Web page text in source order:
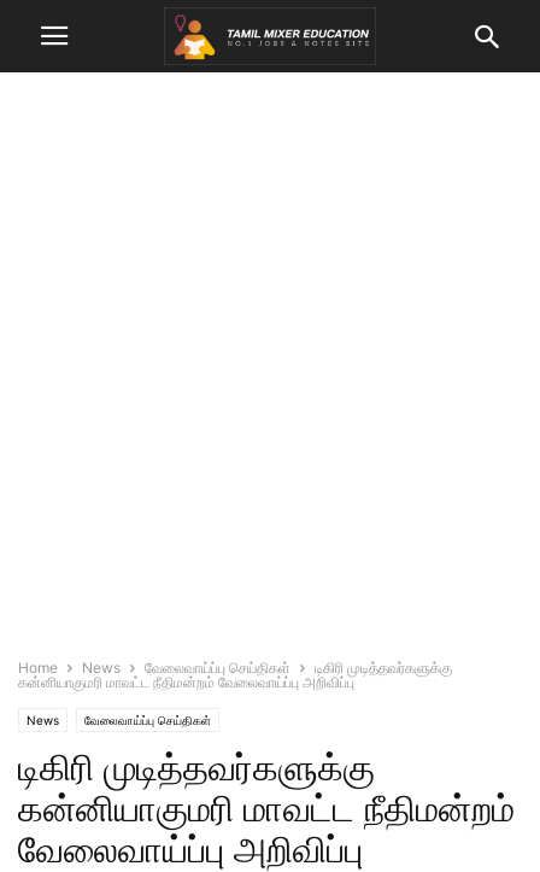
Home News வேலைவாய்ப்பு செய்திகள்
டிகிரி முடித்தவர்களுக்கு
கன்னியாகுமரி மாவட்ட நீதிமன்றம் வேலைவாய்ப்பு அறிவிப்பு
News வேலைவாய்ப்பு செய்திகள்
டிகிரி முடித்தவர்களுக்கு
கன்னியாகுமரி மாவட்ட நீதிமன்றம்
வேலைவாய்ப்பு அறிவிப்பு